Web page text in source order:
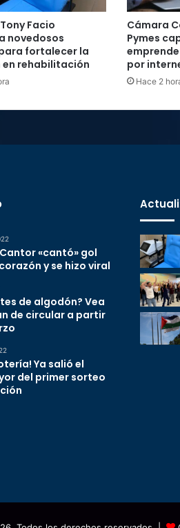
Facio
novedosos
fortalecer la
rehabilitación
Cámara
Pymes
por
Hace 2
«cantó» gol
y se hizo viral
de algodón? Vea
de circular a partir
Ya salió el
del primer sorteo